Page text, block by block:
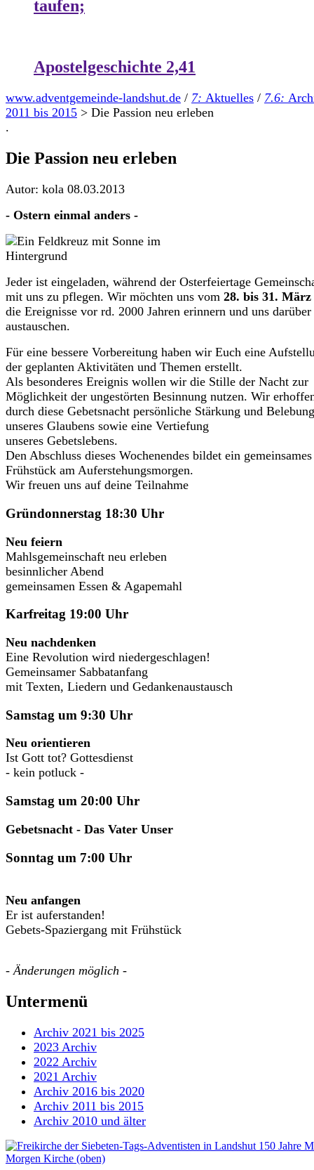
taufen;
Apostelgeschichte 2,41
www.adventgemeinde-landshut.de / 7: Aktuelles / 7.6:
2011 bis 2015 > Die Passion neu erleben
.
Die Passion neu erleben
Autor: kola 08.03.2013
- Ostern einmal anders -
Jeder ist eingeladen, während der Osterfeiertage
mit uns zu pflegen. Wir möchten uns vom 28. bis 31. März
die Ereignisse vor rd. 2000 Jahren erinnern und uns darüber
austauschen.
Für eine bessere Vorbereitung haben wir Euch eine
der geplanten Aktivitäten und Themen erstellt.
Als besonderes Ereignis wollen wir die Stille der Nacht zur
Möglichkeit der ungestörten Besinnung nutzen. Wir
durch diese Gebetsnacht persönliche Stärkung und Belebung
unseres Glaubens sowie eine Vertiefung
unseres Gebetslebens.
Den Abschluss dieses Wochenendes bildet ein gemeinsames
Frühstück am Auferstehungsmorgen.
Wir freuen uns auf deine Teilnahme
Gründonnerstag 18:30 Uhr
Neu feiern
Mahlsgemeinschaft neu erleben
besinnlicher Abend
gemeinsamen Essen & Agapemahl
Karfreitag 19:00 Uhr
Neu nachdenken
Eine Revolution wird niedergeschlagen!
Gemeinsamer Sabbatanfang
mit Texten, Liedern und Gedankenaustausch
Samstag um 9:30 Uhr
Neu orientieren
Ist Gott tot? Gottesdienst
- kein potluck -
Samstag um 20:00 Uhr
Gebetsnacht - Das Vater Unser
Sonntag um 7:00 Uhr
Neu anfangen
Er ist auferstanden!
Gebets-Spaziergang mit Frühstück
-Änderungen möglich -
Untermenü
Archiv 2021 bis 2025
2023 Archiv
2022 Archiv
2021 Archiv
Archiv 2016 bis 2020
Archiv 2011 bis 2015
Archiv 2010 und älter